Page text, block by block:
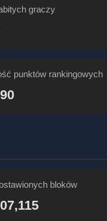
graczy
punktów rankingowych
bloków